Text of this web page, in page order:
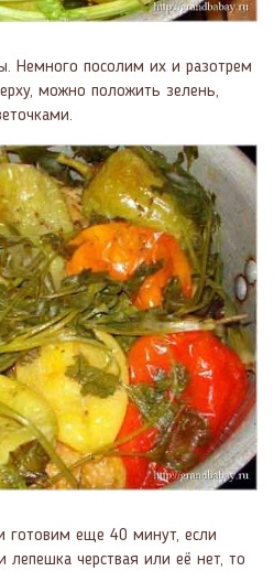
Немного посолим их и разотрем
можно положить зелень,
готовим еще 40 минут, если
лепешка черствая или её нет, то